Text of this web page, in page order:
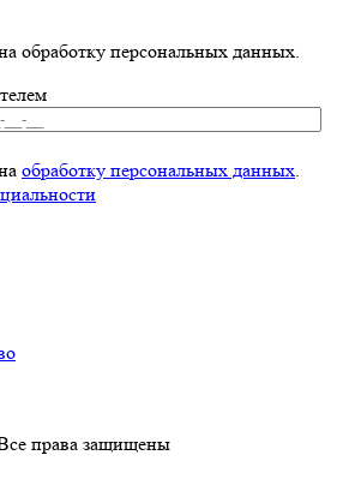
обработку персональных данных.
обработку персональных данных.
права защищены